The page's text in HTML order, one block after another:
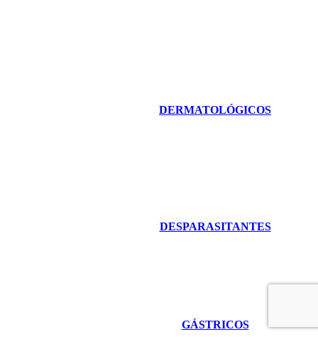
DERMATOLÓGICOS
DESPARASITANTES
GÁSTRICOS